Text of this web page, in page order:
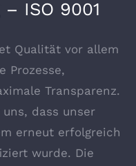
ISO 9001
Qualität vor allem
Prozesse,
Transparenz.
dass unser
erneut erfolgreich
wurde. Die